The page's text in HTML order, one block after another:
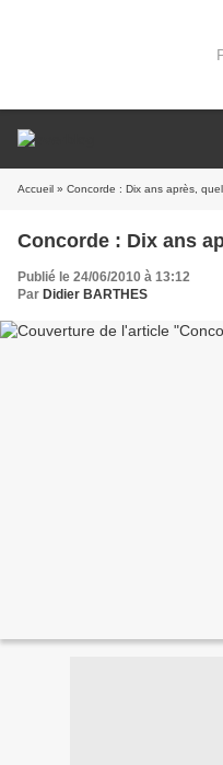
Accueil » Concorde : Dix ans après,
Concorde : Dix ans
Publié le 24/06/2010 à 13:12
Par Didier BARTHES